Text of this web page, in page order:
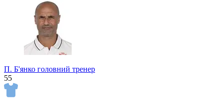
Турнір прогнозистів
П. Б'янко головний тренер
55